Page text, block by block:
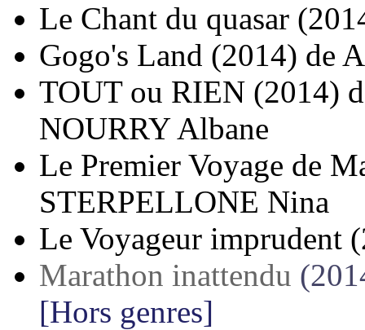
Le Chant du quasar
Gogo's Land (2014) de
TOUT ou RIEN (2014)
NOURRY Albane
Le Premier Voyage de
STERPELLONE Nina
Le Voyageur imprudent
Marathon inattendu
[Hors genres]